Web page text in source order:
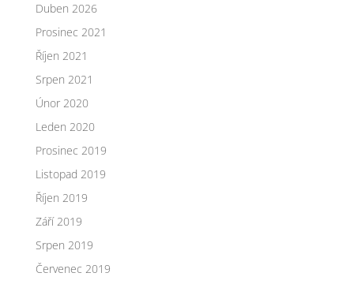
Duben 2026
Prosinec 2021
Říjen 2021
Srpen 2021
Únor 2020
Leden 2020
Prosinec 2019
Listopad 2019
Říjen 2019
Září 2019
Srpen 2019
Červenec 2019